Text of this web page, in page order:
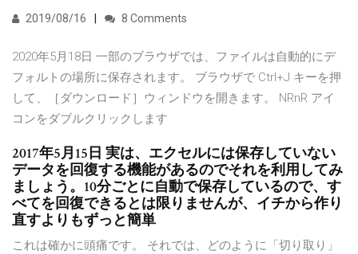
2019/08/16 8 Comments
2020年5月18日 一部のブラウザでは、ファイルは自動的にデ
フォルトの場所に保存されます。 ブラウザで Ctrl+J キーを押
して、［ダウンロード］ウィンドウを開きます。 NRnR アイ
コンをダブルクリックします
2017年5月15日 実は、エクセルには保存していない
データを回復する機能があるのでそれを利用してみ
ましょう。10分ごとに自動で保存しているので、す
べてを回復できるとは限りませんが、イチから作り
直すよりもずっと簡単
これは確かに頭痛です。 それでは、どのように「切り取り」